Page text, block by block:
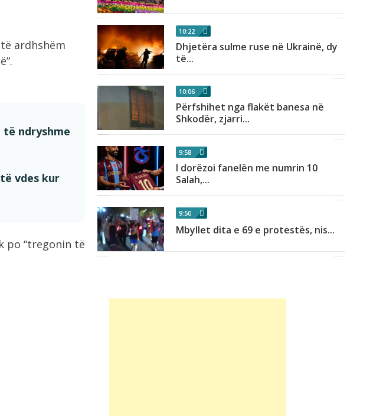
ardhshëm
të ndryshme
vdes kur
po “tregonin të
10:22
Dhjetëra sulme ruse në Ukrainë, dy
të...
10:06
Përfshihet nga flakët banesa në
Shkodër, zjarri...
9:58
I dorëzoi fanelën me numrin 10
Salah,...
9:50
Mbyllet dita e 69 e protestës, nis...